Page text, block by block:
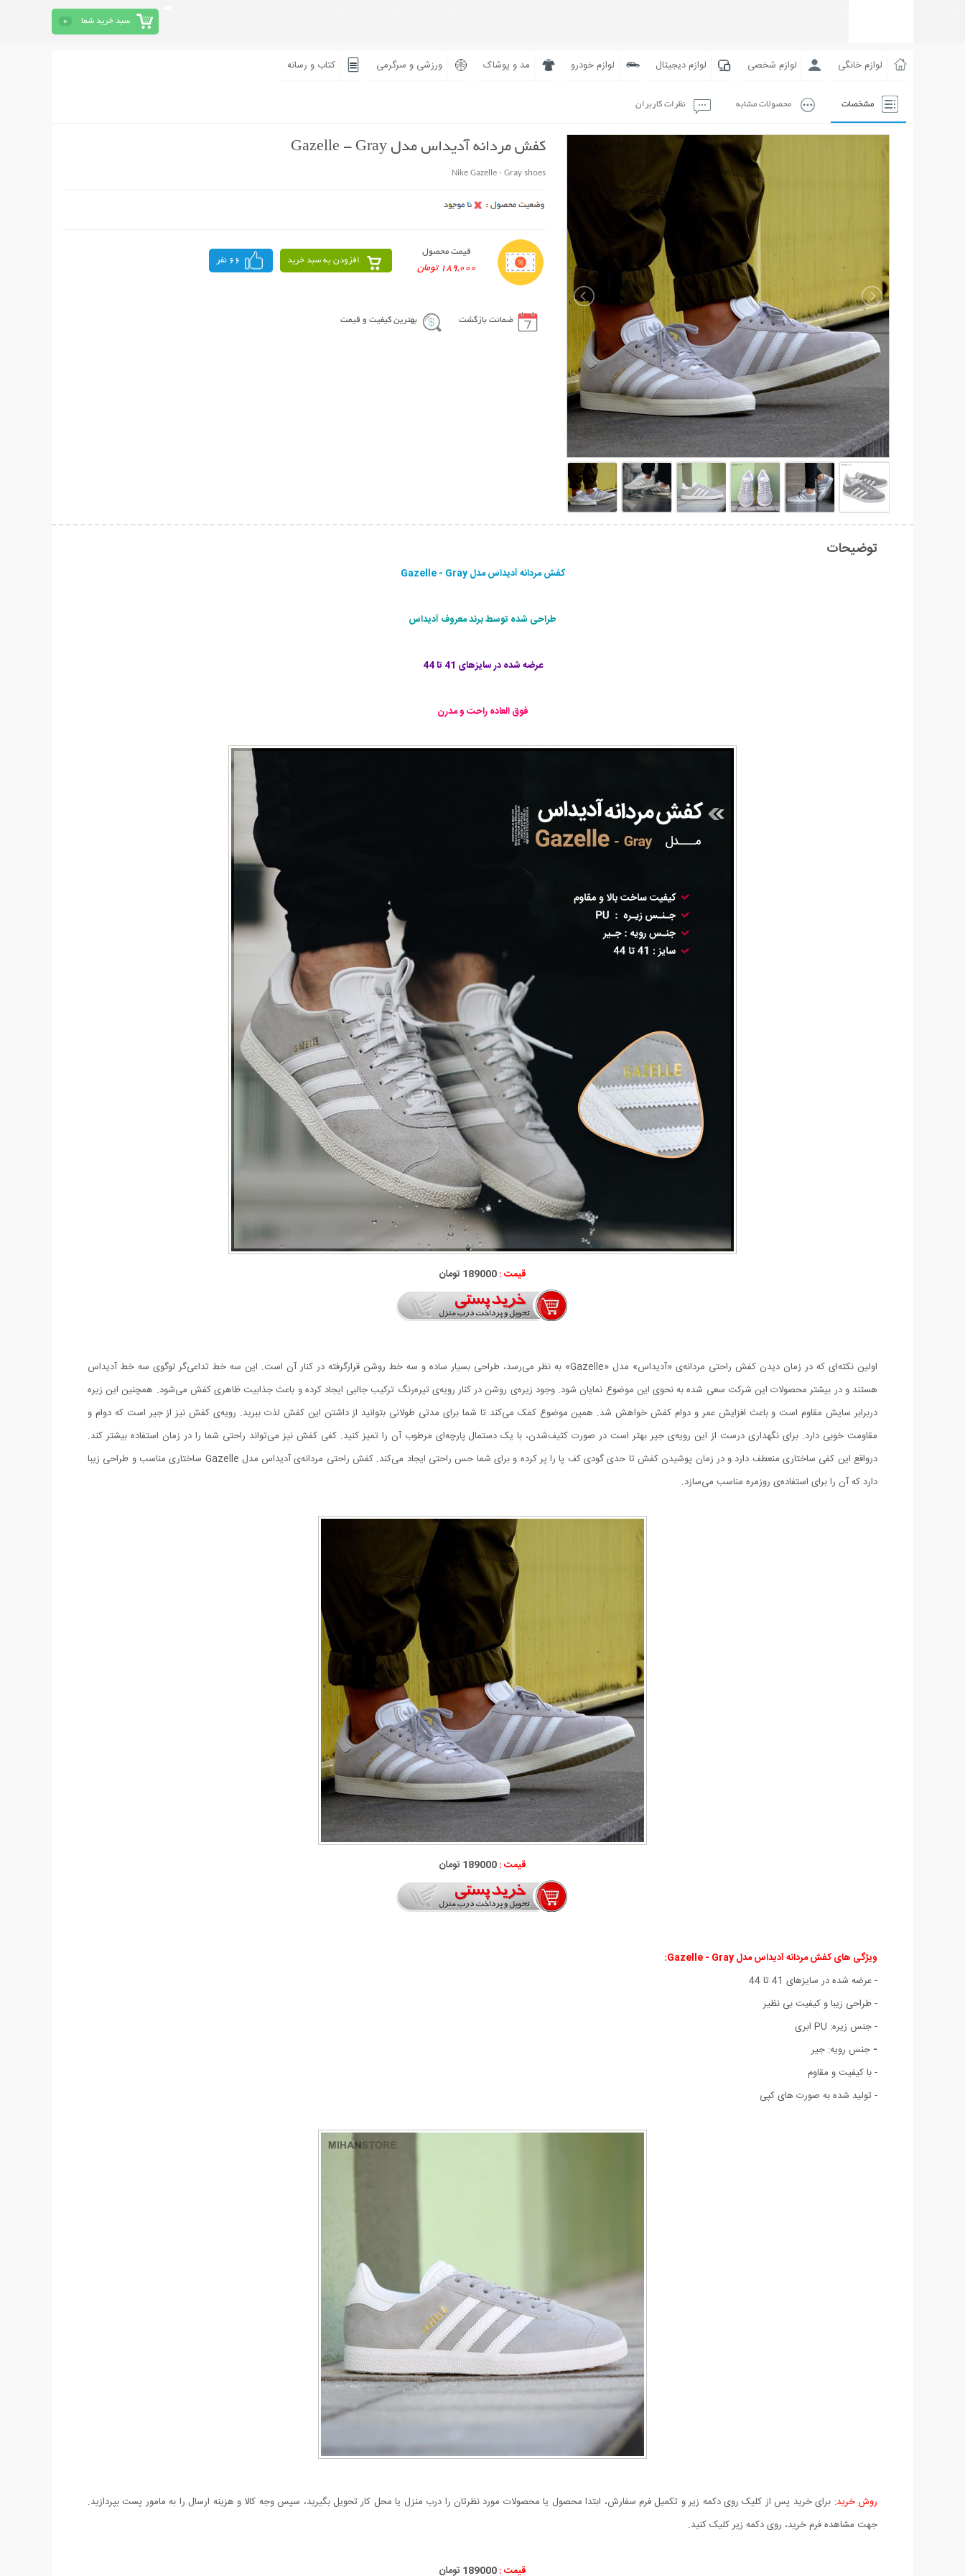
سبد خرید شما 0
لوازم خانگی لوازم شخصی لوازم دیجیتال لوازم خودرو مد و پوشاک ورزشی و سرگرمی کتاب و رسانه
مشخصات محصولات مشابه نظرات کاربران
کفش مردانه آدیداس مدل Gazelle - Gray
Nike Gazelle - Gray shoes
قیمت محصول
189,000 تومان
افزودن به سبد خرید 66 نفر
ضمانت بازگشت بهترین کیفیت و قیمت
توضیحات
کفش مردانه آدیداس مدل Gazelle - Gray
طراحی شده توسط برند معروف آدیداس
عرضه شده در سایزهای 41 تا 44
فوق العاده راحت و مدرن
قیمت :189000 تومان
اولین نکته‌ای که در زمان دیدن کفش راحتی مردانه‌ی «آدیداس» مدل «Gazelle» به نظر می‌رسد، طراحی بسیار ساده و سه خط روشن قرارگرفته در کنار آن است. این سه خط تداعی‌گر لوگوی سه خط آدیداس
هستند و در بیشتر محصولات این شرکت سعی شده به نحوی این موضوع نمایان شود. وجود زیره‌ی روشن در کنار رویه‌ی تیره‌رنگ ترکیب جالبی ایجاد کرده و باعث جذابیت ظاهری کفش می‌شود. همچنین این زیره‌
دربرابر سایش مقاوم است و باعث افزایش عمر و دوام کفش خواهش شد. همین موضوع کمک می‌کند تا شما برای مدتی طولانی بتوانید از داشتن این کفش لذت ببرید. رویه‌ی کفش نیز از جیر است که دوام و
مقاومت خوبی دارد. برای نگهداری درست از این رویه‌ی جیر بهتر است در صورت کثیف‌شدن، با یک دستمال پارچه‌ای مرطوب آن را تمیز کنید. کفی کفش نیز می‌تواند راحتی شما را در زمان استفاده بیشتر کند.
درواقع این کفی ساختاری منعطف دارد و در زمان پوشیدن کفش تا حدی گودی کف پا را پر کرده و برای شما حس راحتی ایجاد می‌کند. کفش راحتی مردانه‌ی آدیداس مدل Gazelle ساختاری مناسب و طراحی زیبا
دارد که آن را برای استفاده‌ی روزمره مناسب می‌سازد.
قیمت :189000 تومان
ویژگی های کفش مردانه آدیداس مدل Gazelle - Gray:
- عرضه شده در سایزهای 41 تا 44
- طراحی زیبا و کیفیت بی نظیر
- جنس زیره: PU ابری
- جنس رویه: جیر
- با کیفیت و مقاوم
- تولید شده به صورت های کپی
روش خرید: برای خرید پس از کلیک روی دکمه زیر و تکمیل فرم سفارش، ابتدا محصول یا محصولات مورد نظرتان را درب منزل یا محل کار تحویل بگیرید، سپس وجه کالا و هزینه ارسال را به مامور پست بپردازید.
جهت مشاهده فرم خرید، روی دکمه زیر کلیک کنید.
قیمت :189000 تومان